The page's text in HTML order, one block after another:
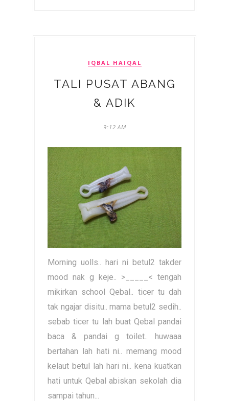
IQBAL HAIQAL
TALI PUSAT ABANG
& ADIK
9:12 AM
Morning uolls.. hari ni betul2 takder
mood nak g keje.. >_____< tengah
mikirkan school Qebal.. ticer tu dah
tak ngajar disitu.. mama betul2 sedih..
sebab ticer tu lah buat Qebal pandai
baca & pandai g toilet.. huwaaa
bertahan lah hati ni.. memang mood
kelaut betul lah hari ni.. kena kuatkan
hati untuk Qebal abiskan sekolah dia
sampai tahun...